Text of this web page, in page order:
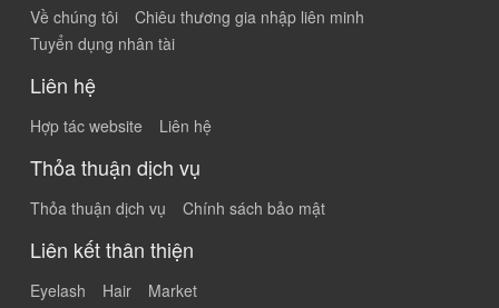
Về chúng tôi
Chiêu thương gia nhập liên minh
Tuyển dụng nhân tài
Liên hệ
Hợp tác website Liên hệ
Thỏa thuận dịch vụ
Thỏa thuận dịch vụ Chính sách bảo mật
Liên kết thân thiện
Eyelash Hair Market